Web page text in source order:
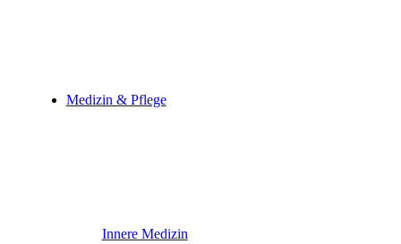
Medizin & Pflege
Innere Medizin